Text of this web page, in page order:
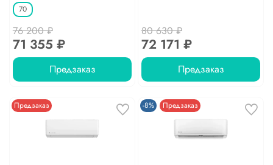
70
76 200 ₽
71 355 ₽
Предзаказ
80 630 ₽
72 171 ₽
Предзаказ
Предзаказ -8% Предзаказ